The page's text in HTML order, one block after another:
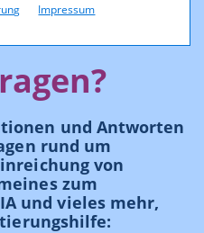
Impressum
und Antworten
rund um
von
zum
und vieles mehr,